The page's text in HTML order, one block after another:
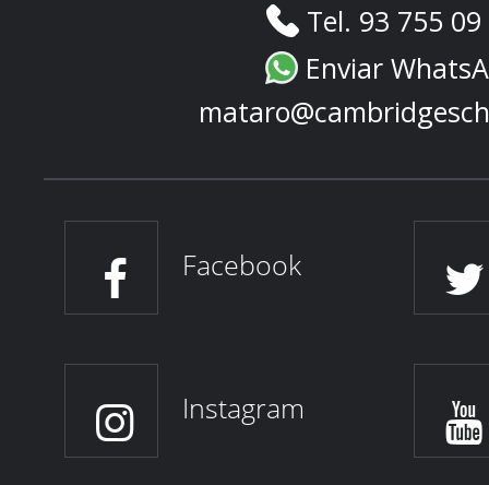
Tel. 93 755
Enviar
Facebook
Instagram